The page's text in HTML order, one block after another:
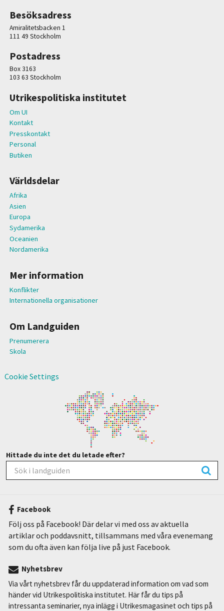
Besöksadress
Amiralitetsbacken 1
111 49 Stockholm
Postadress
Box 3163
103 63 Stockholm
Utrikespolitiska institutet
Om UI
Kontakt
Presskontakt
Personal
Butiken
Världsdelar
Afrika
Asien
Europa
Sydamerika
Oceanien
Nordamerika
Mer information
Konflikter
Internationella organisationer
Om Landguiden
Prenumerera
Skola
Cookie Settings
Hittade du inte det du letade efter?
Facebook
Följ oss på Facebook! Där delar vi med oss av aktuella
artiklar och poddavsnitt, tillsammans med våra evenemang
som du ofta även kan följa live på just Facebook.
Nyhetsbrev
Via vårt nyhetsbrev får du uppdaterad information om vad som
händer vid Utrikespolitiska institutet. Här får du tips på
intressanta seminarier, nya inlägg i Utrikesmagasinet och tips på